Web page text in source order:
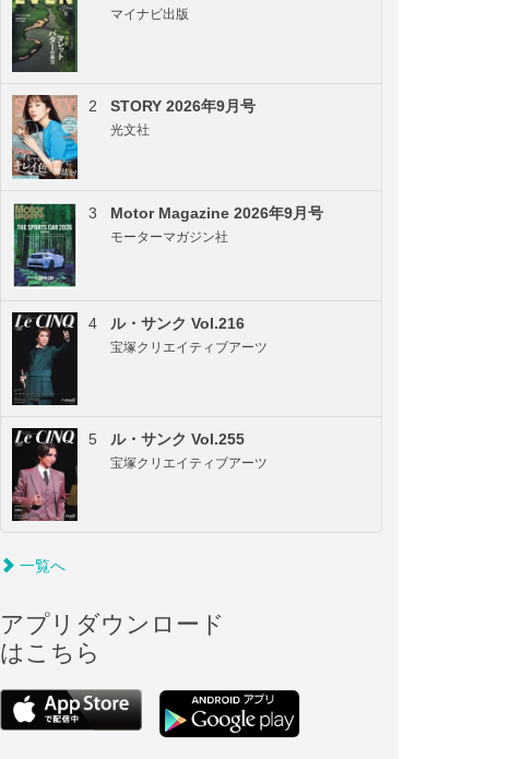
マイナビ出版
2 STORY 2026年9月号
光文社
3 Motor Magazine 2026年9月号
モーターマガジン社
4 ル・サンク Vol.216
宝塚クリエイティブアーツ
5 ル・サンク Vol.255
宝塚クリエイティブアーツ
一覧へ
アプリダウンロード
はこちら